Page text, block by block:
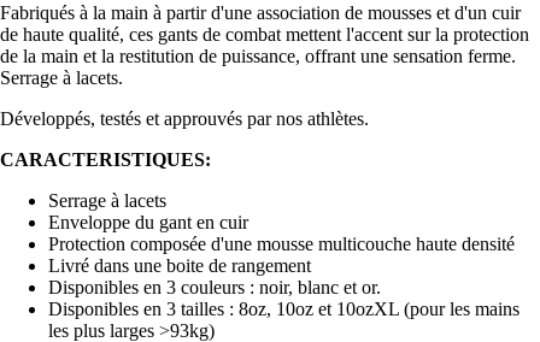
Fabriqués à la main à partir d'une association de mousses et d'un cuir
de haute qualité, ces gants de combat mettent l'accent sur la protection
de la main et la restitution de puissance, offrant une sensation ferme.
Serrage à lacets.
Développés, testés et approuvés par nos athlètes.
CARACTERISTIQUES:
Serrage à lacets
Enveloppe du gant en cuir
Protection composée d'une mousse multicouche haute densité
Livré dans une boite de rangement
Disponibles en 3 couleurs : noir, blanc et or.
Disponibles en 3 tailles : 8oz, 10oz et 10ozXL (pour les mains
les plus larges >93kg)